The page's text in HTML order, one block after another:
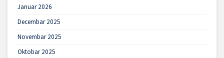
Januar 2026
Decembar 2025
Novembar 2025
Oktobar 2025